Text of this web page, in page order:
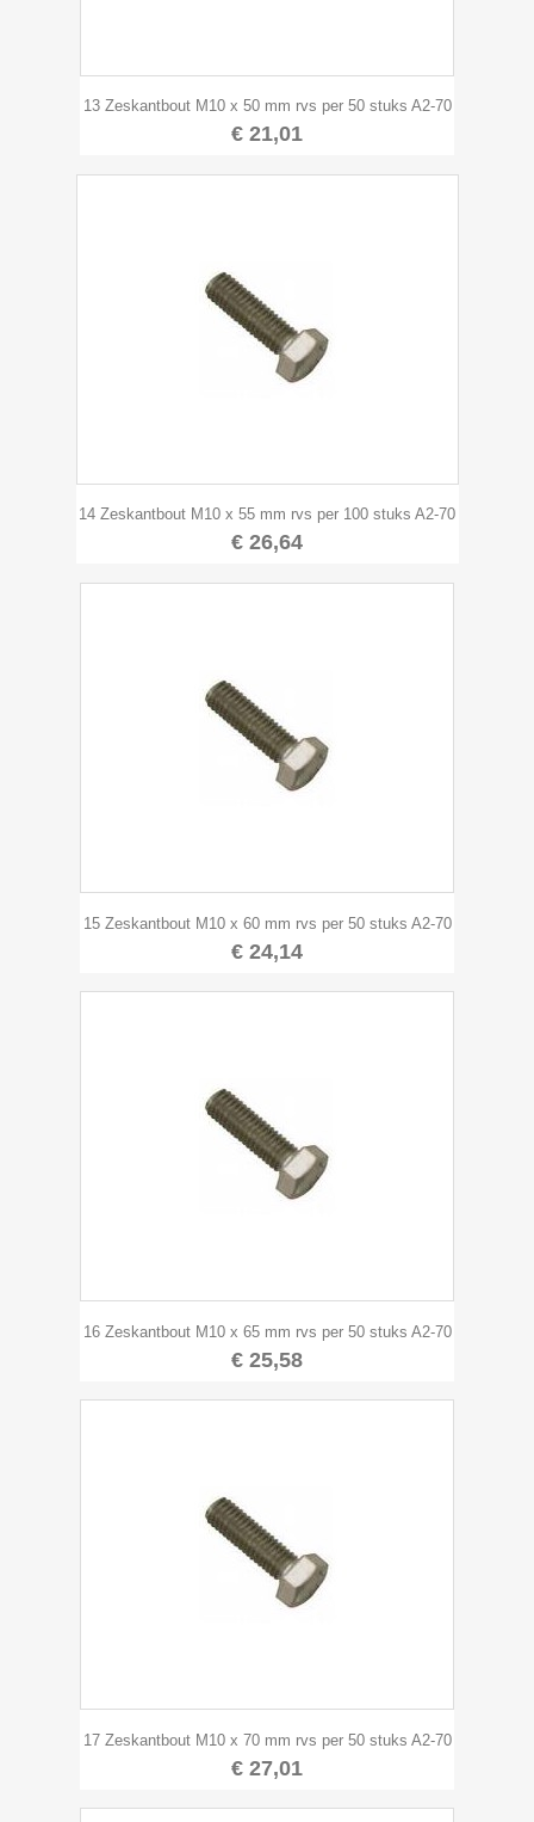
13 Zeskantbout M10 x 50 mm rvs per 50 stuks A2-70
€ 21,01
14 Zeskantbout M10 x 55 mm rvs per 100 stuks A2-70
€ 26,64
15 Zeskantbout M10 x 60 mm rvs per 50 stuks A2-70
€ 24,14
16 Zeskantbout M10 x 65 mm rvs per 50 stuks A2-70
€ 25,58
17 Zeskantbout M10 x 70 mm rvs per 50 stuks A2-70
€ 27,01